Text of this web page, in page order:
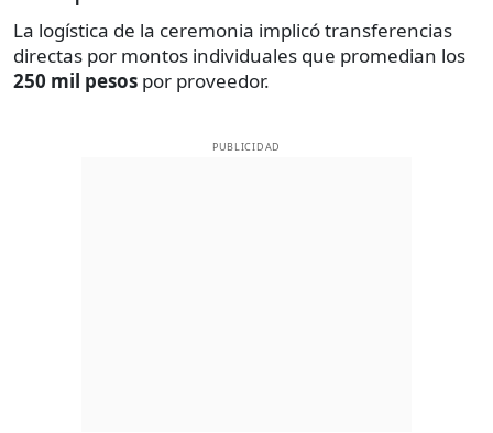
La logística de la ceremonia implicó transferencias
directas por montos individuales que promedian los
250 mil pesos por proveedor.
PUBLICIDAD